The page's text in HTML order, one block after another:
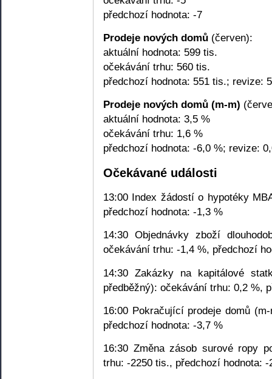
předchozí hodnota: -7
Prodeje nových domů (červen):
aktuální hodnota: 599 tis.
očekávání trhu: 560 tis.
předchozí hodnota: 551 tis.; revize:
Prodeje nových domů (m-m)
aktuální hodnota: 3,5 %
očekávání trhu: 1,6 %
předchozí hodnota: -6,0 %; revize:
Očekávané události
13:00 Index žádostí o hypotéky
předchozí hodnota: -1,3 %
14:30 Objednávky zboží
očekávání trhu: -1,4 %, předchozí
14:30 Zakázky na kapitálové
předběžný): očekávání trhu: 0,2 %,
16:00 Pokračující prodeje domů
předchozí hodnota: -3,7 %
16:30 Změna zásob surové ropy
trhu: -2250 tis., předchozí hodnota: -